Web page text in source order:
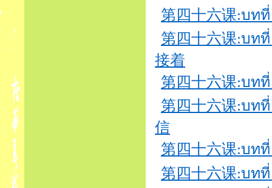
第四十六课:บท
第四十六课:บท
接着
第四十六课:บท
第四十六课:บท
信
第四十六课:บท
第四十六课:บท